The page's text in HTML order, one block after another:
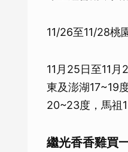
11/26至11/28桃
11月25日至11
東及澎湖17~19
20~23度，馬祖
繼光香香雞買